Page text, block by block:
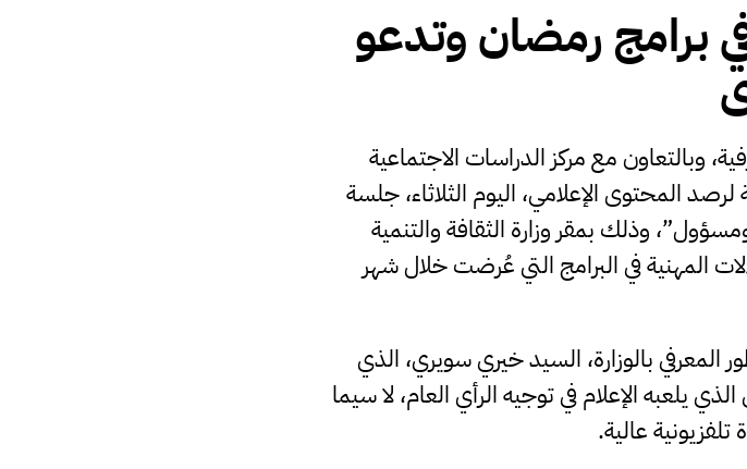
برامج رمضان وتدعو
وبالتعاون مع مركز الدراسات الاجتماعية
المحتوى الإعلامي، اليوم الثلاثاء، جلسة
وذلك بمقر وزارة الثقافة والتنمية
المهنية في البرامج التي عُرضت خلال شهر
المعرفي بالوزارة، السيد خيري سويري، الذي
يلعبه الإعلام في توجيه الرأي العام، لا سيما
عالية.